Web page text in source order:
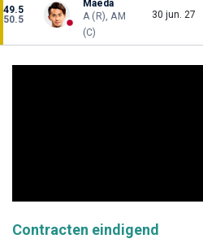
49.5
50.5
Maeda
A (R), AM
(C)
30 jun. 27
Contracten eindigend